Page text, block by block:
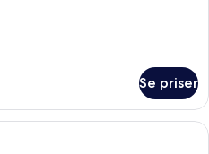
Se priser
Et moderne hotelværelse med